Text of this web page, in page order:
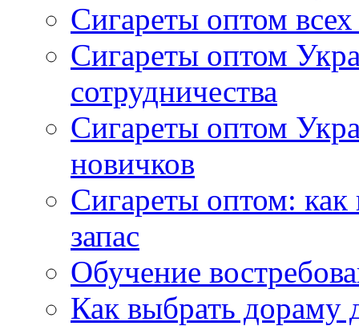
Сигареты оптом
Сигареты оптом
сотрудничества
Сигареты оптом
новичков
Сигареты оптом:
запас
Обучение
Как выбрать дораму